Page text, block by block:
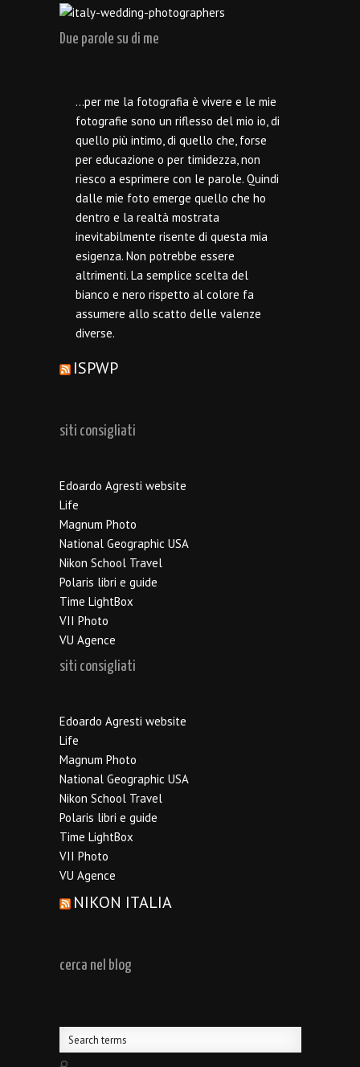
Due parole su di me
…per me la fotografia è vivere e le mie
fotografie sono un riflesso del mio io, di
quello più intimo, di quello che, forse
per educazione o per timidezza, non
riesco a esprimere con le parole. Quindi
dalle mie foto emerge quello che ho
dentro e la realtà mostrata
inevitabilmente risente di questa mia
esigenza. Non potrebbe essere
altrimenti. La semplice scelta del
bianco e nero rispetto al colore fa
assumere allo scatto delle valenze
diverse.
ISPWP
siti consigliati
Edoardo Agresti website
Life
Magnum Photo
National Geographic USA
Nikon School Travel
Polaris libri e guide
Time LightBox
VII Photo
VU Agence
siti consigliati
Edoardo Agresti website
Life
Magnum Photo
National Geographic USA
Nikon School Travel
Polaris libri e guide
Time LightBox
VII Photo
VU Agence
NIKON ITALIA
cerca nel blog